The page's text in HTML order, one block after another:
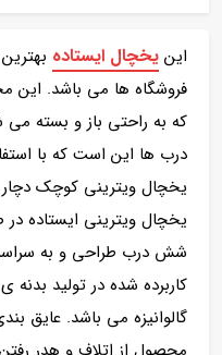
این یخچال ایستاده
فروشگاه ها می باشد. این
که به راحتی باز و بسته
درب ها این است که با
یخچال ویترینی کوچک
یخچال ویترینی ایستاده
شش درب طراحی و به
کاربرده شده در تولید بدنه
گالوانیزه می باشد. عایق